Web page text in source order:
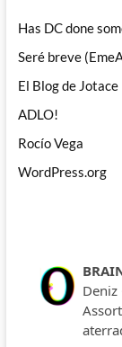
Has DC done
Seré breve
El Blog de Jotace
ADLO!
Rocío Vega
WordPress.org